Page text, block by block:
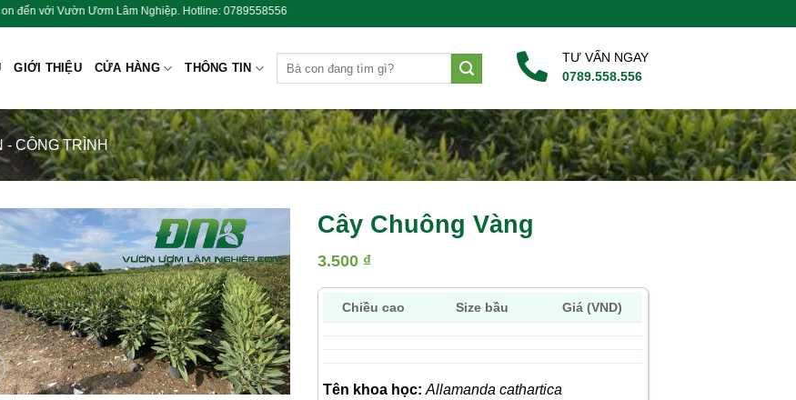
Nghiệp. Hotline: 0789558556
GIỚI THIỆU CỬA HÀNG THÔNG TIN
TƯ VẤN NGAY
0789.558.556
- CÔNG TRÌNH
Cây Chuông Vàng
3.500 ₫
Chiều cao Size bầu Giá (VND)
Tên khoa học: Allamanda cathartica